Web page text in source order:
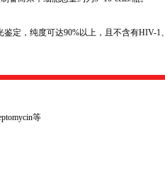
鉴定，纯度可达90%以上，且不含有HIV-1、
等